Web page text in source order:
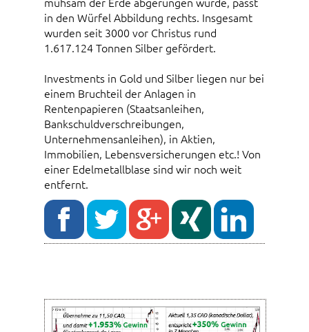
in den Würfel Abbildung rechts. Insgesamt
wurden seit 3000 vor Christus rund
1.617.124 Tonnen Silber gefördert.
Investments in Gold und Silber liegen nur bei
einem Bruchteil der Anlagen in
Rentenpapieren (Staatsanleihen,
Bankschuldverschreibungen,
Unternehmensanleihen), in Aktien,
Immobilien, Lebensversicherungen etc.! Von
einer Edelmetallblase sind wir noch weit
entfernt.